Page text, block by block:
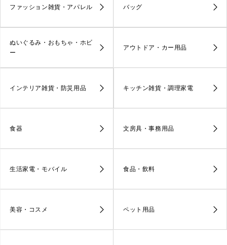
ファッション雑貨・アパレル バッグ
ぬいぐるみ・おもちゃ・ホビ
ー
アウトドア・カー用品
インテリア雑貨・防災用品 キッチン雑貨・調理家電
食器 文房具・事務用品
生活家電・モバイル 食品・飲料
美容・コスメ ペット用品